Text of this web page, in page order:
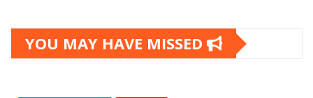
YOU MAY HAVE MISSED